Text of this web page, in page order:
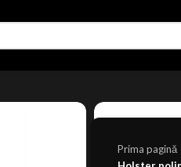
Prima pagină